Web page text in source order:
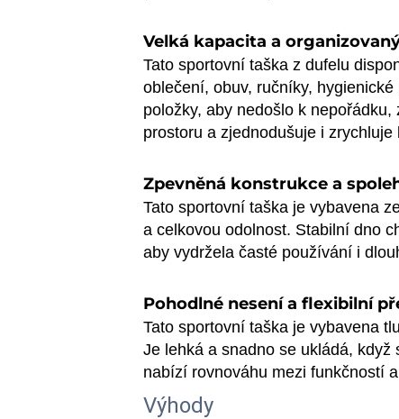
Velká kapacita a
Tato sportovní taška z dufelu
oblečení, obuv, ručníky,
položky, aby nedošlo k
prostoru a zjednodušuje i
Zpevněná konstrukce a
Tato sportovní taška je vybavena
a celkovou odolnost. Stabilní dno
aby vydržela časté používání i
Pohodlné nesení a flexibilní
Tato sportovní taška je vybavena
Je lehká a snadno se ukládá,
nabízí rovnováhu mezi funkčností
Výhody